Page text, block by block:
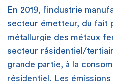
En 2019, l’industrie
secteur émetteur, du fait
métallurgie des métaux
secteur résidentiel/
grande partie, à la
résidentiel. Les